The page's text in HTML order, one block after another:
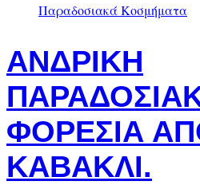
Παραδοσιακά Κοσμήματα
ΑΝΔΡΙΚΗ
ΦΟΡΕΣΙΑ
ΚΑΒΑΚΛΙ.